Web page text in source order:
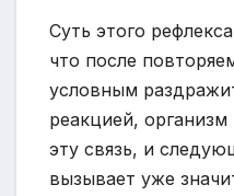
Суть этого
что после
условным
реакцией, организм
эту связь, и
вызывает уже